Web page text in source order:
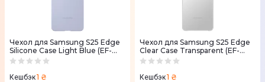
Чехол для Samsung S25 Edge
Silicone Case Light Blue (EF-
PS937CLEGWW)
Кешбэк1 ₴
Чехол для Samsung S25 Edge
Clear Case Transparent (EF-
QS937CTEGWW)
Кешбэк1 ₴